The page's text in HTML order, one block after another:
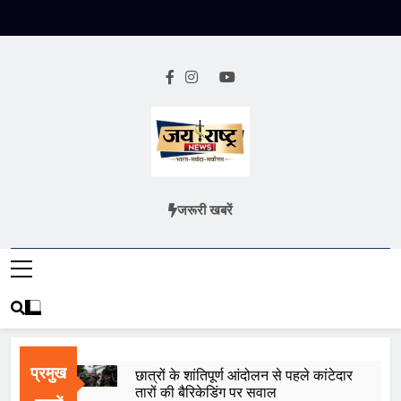
Jai Rashtra
हिंदी समाचार
जरूरी खबरें
प्रमुख
छात्रों के शांतिपूर्ण आंदोलन से पहले कांटेदार
तारों की बैरिकेडिंग पर सवाल